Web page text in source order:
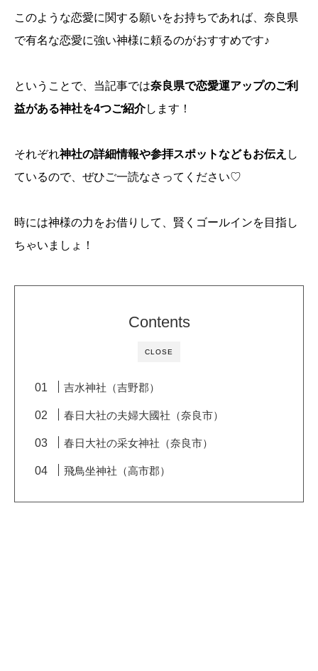
このような恋愛に関する願いをお持ちであれば、奈良県
で有名な恋愛に強い神様に頼るのがおすすめです♪
ということで、当記事では奈良県で恋愛運アップのご利
益がある神社を4つご紹介します！
それぞれ神社の詳細情報や参拝スポットなどもお伝え し
ているので、ぜひご一読なさってください♡
時には神様の力をお借りして、賢くゴールインを目指し
ちゃいましょ！
CLOSE
Contents
吉水神社（吉野郡）
春日大社の夫婦大國社（奈良市）
春日大社の采女神社（奈良市）
飛鳥坐神社（高市郡）